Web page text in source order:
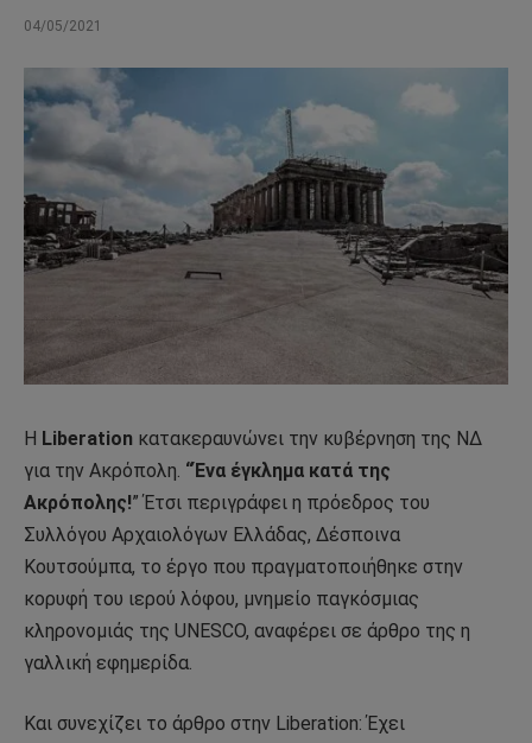
04/05/2021
Η Liberation κατακεραυνώνει την κυβέρνηση της ΝΔ
για την Ακρόπολη. “Ένα έγκλημα κατά της
Ακρόπολης!” Έτσι περιγράφει η πρόεδρος του
Συλλόγου Αρχαιολόγων Ελλάδας, Δέσποινα
Κουτσούμπα, το έργο που πραγματοποιήθηκε στην
κορυφή του ιερού λόφου, μνημείο παγκόσμιας
κληρονομιάς της UNESCO, αναφέρει σε άρθρο της η
γαλλική εφημερίδα.
Και συνεχίζει το άρθρο στην Liberation: Έχει